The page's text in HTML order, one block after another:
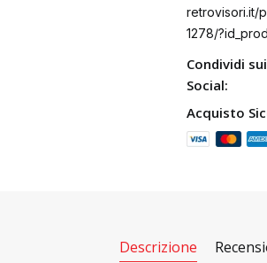
retrovisori.it/
1278/
Condividi sui
Social:
Acquisto
Descrizione